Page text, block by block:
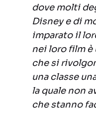
dove molti
Disney e di
imparato il
nei loro film è
che si
una classe
la quale non
che stanno